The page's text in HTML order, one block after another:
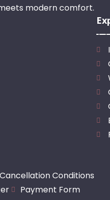
modern comfort.
Cancellation Conditions
Payment Form